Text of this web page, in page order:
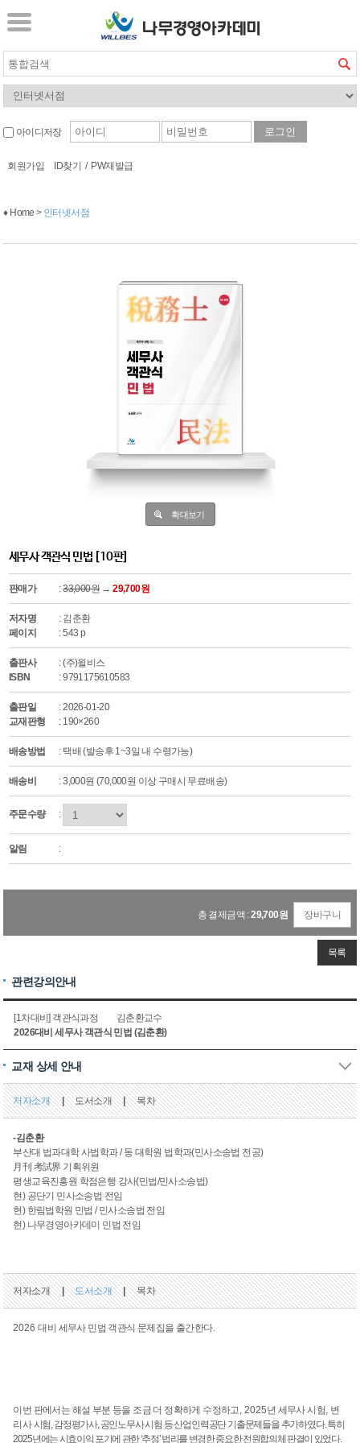
아이디저장
회원가입 ID찾기 / PW재발급
♦ Home > 인터넷서점
확대보기
세무사 객관식 민법 [10판]
판매가 :33,000원 →29,700원
저자명
: 김춘환
페이지
: 543 p
출판사
: (주)윌비스
ISBN
: 9791175610583
출판일
: 2026-01-20
교재판형
: 190×260
배송방법 : 택배 (발송후 1~3일 내 수령가능)
배송비 : 3,000원 (70,000원 이상 구매시 무료배송)
주문수량 :
알림 :
총 결제금액 :29,700원 장바구니
목록
관련강의안내
[1차대비] 객관식과정
김춘환교수
2026대비 세무사 객관식 민법 (김춘환)
교재 상세 안내
저자소개 | 도서소개 | 목차
-김춘환
부산대 법과대학 사법학과 / 동 대학원 법학과(민사소송법 전공)
月刊 考試界 기획위원
평생교육진흥원 학점은행 강사(민법/민사소송법)
현) 공단기 민사소송법 전임
현) 한림법학원 민법 / 민사소송법 전임
현) 나무경영아카데미 민법 전임
저자소개 | 도서소개 | 목차
2026대비 세무사 민법 객관식 문제집을 출간한다.
이번 판에서는 해설 부분 등을 조금 더 정확하게 수정하고 , 2025년 세무사 시험 변
리사시험 감정평가사, 공인노무사 시험 등 산업인력공단 기출문제들을 추가하였다. 특히
2025년에는 시효이익 포기에 관한‘추정’법리를 변경한 중요한 전원합의체 판결이 있었다.